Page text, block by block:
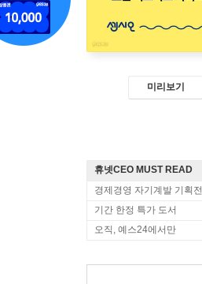
미리보기
휴넷CEO MUST READ
경제경영 자기계발 기획전
기간 한정 특가 도서
오직, 예스24에서만